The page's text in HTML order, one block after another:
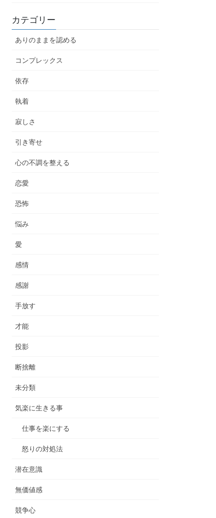
カテゴリー
ありのままを認める
コンプレックス
依存
執着
寂しさ
引き寄せ
心の不調を整える
恋愛
恐怖
悩み
愛
感情
感謝
手放す
才能
投影
断捨離
未分類
気楽に生きる事
仕事を楽にする
怒りの対処法
潜在意識
無価値感
競争心